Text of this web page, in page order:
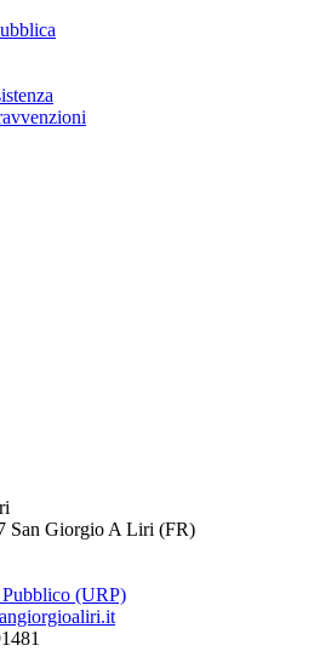
San Giorgio A Liri (FR)
(URP)